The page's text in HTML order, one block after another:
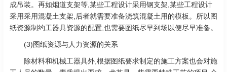
成吊装。再如烟道支架等,某些工程设计采用钢支架,某些工程设计
采用采用混凝土支架,后者就需要准备浇筑混凝土用的模板。所以图
纸资源制约工器具资源的配置,也需要图纸尽早到场以便尽早准备。
(3)图纸资源与人力资源的关系
除材料和机械工器具外,根据图纸要求制定的施工方案也会对施